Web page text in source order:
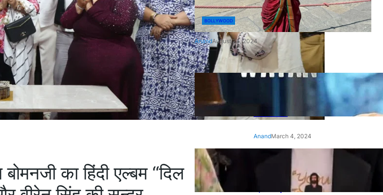
का हिंदी एल्बम “दिल
BOLLYWOOD
AnandAugust 24, 2024
‘Ae Watan Mere Watan’:
Gripping trailer of Sara Ali
Khan’s historic thriller-drama
AnandMarch 4, 2024
‘Animal’ screening: Alia Bhatt
wears customised T-shirt
with hubby Ranbir’s face on
it, see pic